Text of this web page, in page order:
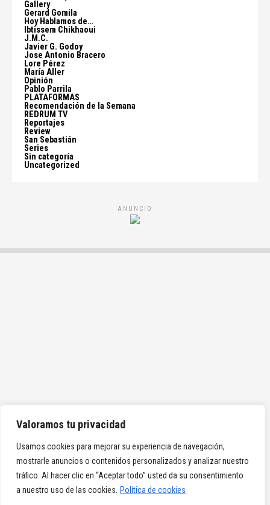
Valoramos tu privacidad
Usamos cookies para mejorar su experiencia de navegación,
mostrarle anuncios o contenidos personalizados y analizar nuestro
tráfico. Al hacer clic en “Aceptar todo” usted da su consentimiento
a nuestro uso de las cookies.
Política de cookies
Gallery
Gerard Gomila
Hoy Hablamos de…
Ibtissem Chikhaoui
J.M.C.
Javier G. Godoy
Jose Antonio Bracero
Lore Pérez
María Aller
Opinión
Pablo Parrila
PLATAFORMAS
Recomendación de la Semana
REDRUM TV
Reportajes
Review
San Sebastián
Series
Sin categoría
Uncategorized
ANUNCIO